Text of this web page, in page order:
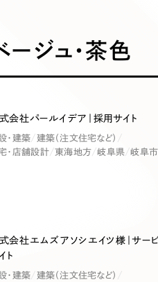
過
ンドサイト・サービスサイト
（ランディングページ）
ージュ・茶色
会社パールイデア｜採用サイト
・建築
建築（注文住宅など）
・店舗設計
東海地方 岐阜県 岐阜市
会社エムズアソシエイツ様｜サー
ト
・建築
建築（注文住宅など）